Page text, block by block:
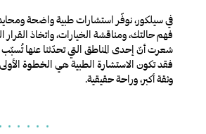
في سيلكور، نوفّر استشارات طبية واضحة
فهم حالتك، ومناقشة الخيارات، واتخاذ القرار
شعرت أنّ إحدى المناطق التي تحدّثنا عنها
فقد تكون الاستشارة الطبية هي الخطوة
وثقة أكبر، وراحة حقيقية.